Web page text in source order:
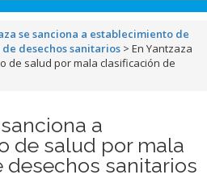
se sanciona a establecimiento de
desechos sanitarios > En Yantzaza
de salud por mala clasificación de
a
de salud por mala
desechos sanitarios